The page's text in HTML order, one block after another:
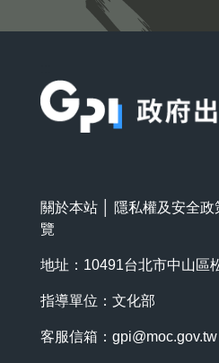
關於本站 隱私權及安全政
覽
地址：10491台北市中山區
指導單位：文化部
客服信箱： gpi@moc.gov.tw